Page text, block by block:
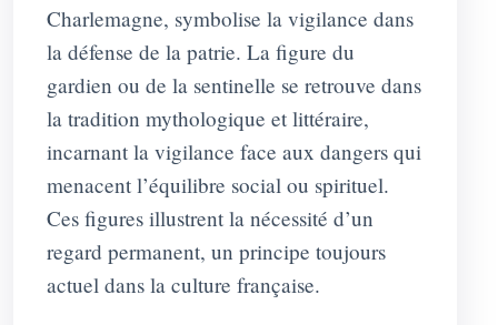
Charlemagne, symbolise la vigilance dans
la défense de la patrie. La figure du
gardien ou de la sentinelle se retrouve dans
la tradition mythologique et littéraire,
incarnant la vigilance face aux dangers qui
menacent l’équilibre social ou spirituel.
Ces figures illustrent la nécessité d’un
regard permanent, un principe toujours
actuel dans la culture française.